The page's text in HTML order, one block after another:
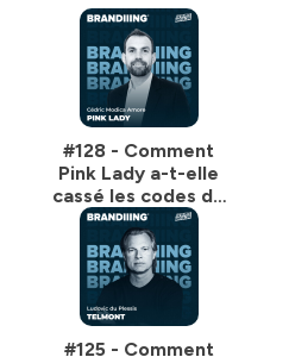
#128 - Comment
Pink Lady a-t-elle
cassé les codes de
sa catégorie, avec
Cédric Maudica
Amore
#125 - Comment